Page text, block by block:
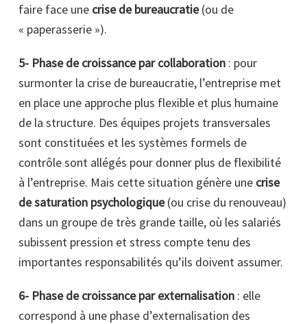
faire face une crise de bureaucratie(ou de
« paperasserie »).
5- Phase de croissance par collaboration : pour
surmonter la crise de bureaucratie, l’entreprise met
en place une approche plus flexible et plus humaine
de la structure. Des équipes projets transversales
sont constituées et les systèmes formels de
contrôle sont allégés pour donner plus de flexibilité
à l’entreprise. Mais cette situation génère une crise
de saturation psychologique(ou crise du renouveau)
dans un groupe de très grande taille, où les salariés
subissent pression et stress compte tenu des
importantes responsabilités qu’ils doivent assumer.
6- Phase de croissance par externalisation : elle
correspond à une phase d’externalisation des